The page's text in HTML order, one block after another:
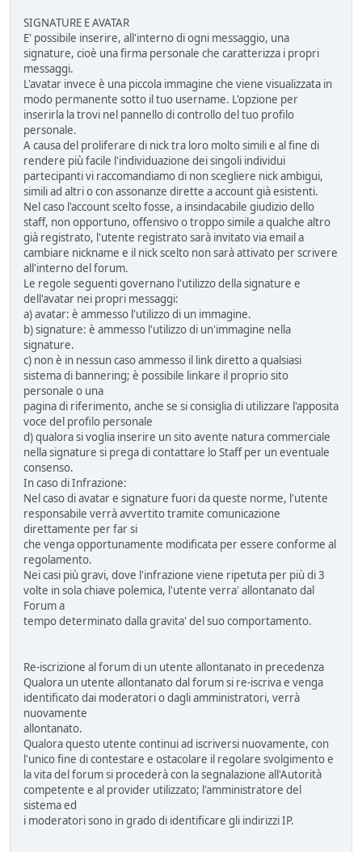
SIGNATURE E AVATAR
E' possibile inserire, all'interno di ogni messaggio, una
signature, cioè una firma personale che caratterizza i propri
messaggi.
L'avatar invece è una piccola immagine che viene visualizzata in
modo permanente sotto il tuo username. L'opzione per
inserirla la trovi nel pannello di controllo del tuo profilo
personale.
A causa del proliferare di nick tra loro molto simili e al fine di
rendere più facile l'individuazione dei singoli individui
partecipanti vi raccomandiamo di non scegliere nick ambigui,
simili ad altri o con assonanze dirette a account già esistenti.
Nel caso l'account scelto fosse, a insindacabile giudizio dello
staff, non opportuno, offensivo o troppo simile a qualche altro
già registrato, l'utente registrato sarà invitato via email a
cambiare nickname e il nick scelto non sarà attivato per scrivere
all'interno del forum.
Le regole seguenti governano l'utilizzo della signature e
dell'avatar nei propri messaggi:
a) avatar: è ammesso l'utilizzo di un immagine.
b) signature: è ammesso l'utilizzo di un'immagine nella
signature.
c) non è in nessun caso ammesso il link diretto a qualsiasi
sistema di bannering; è possibile linkare il proprio sito
personale o una
pagina di riferimento, anche se si consiglia di utilizzare l'apposita
voce del profilo personale
d) qualora si voglia inserire un sito avente natura commerciale
nella signature si prega di contattare lo Staff per un eventuale
consenso.
In caso di Infrazione:
Nel caso di avatar e signature fuori da queste norme, l'utente
responsabile verrà avvertito tramite comunicazione
direttamente per far si
che venga opportunamente modificata per essere conforme al
regolamento.
Nei casi più gravi, dove l'infrazione viene ripetuta per più di 3
volte in sola chiave polemica, l'utente verra' allontanato dal
Forum a
tempo determinato dalla gravita' del suo comportamento.
Re-iscrizione al forum di un utente allontanato in precedenza
Qualora un utente allontanato dal forum si re-iscriva e venga
identificato dai moderatori o dagli amministratori, verrà
nuovamente
allontanato.
Qualora questo utente continui ad iscriversi nuovamente, con
l'unico fine di contestare e ostacolare il regolare svolgimento e
la vita del forum si procederà con la segnalazione all'Autorità
competente e al provider utilizzato; l'amministratore del
sistema ed
i moderatori sono in grado di identificare gli indirizzi IP.